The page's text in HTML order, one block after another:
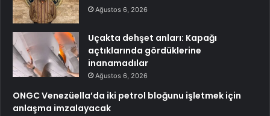
Ağustos 6, 2026
Uçakta dehşet anları: Kapağı
açtıklarında gördüklerine
inanamadılar
Ağustos 6, 2026
ONGC Venezüella’da iki petrol bloğunu işletmek için
anlaşma imzalayacak